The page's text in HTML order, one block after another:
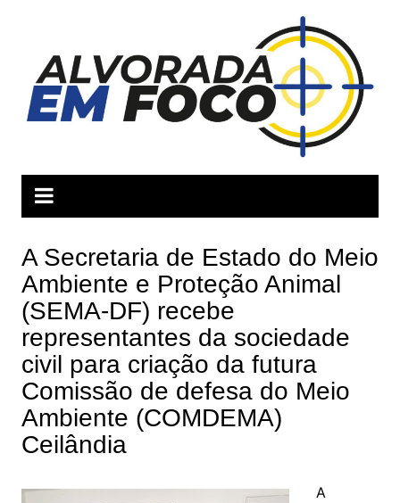
conteúdo
A Secretaria de Estado do Meio
Ambiente e Proteção Animal
(SEMA-DF) recebe
representantes da sociedade
civil para criação da futura
Comissão de defesa do Meio
Ambiente (COMDEMA)
Ceilândia
A